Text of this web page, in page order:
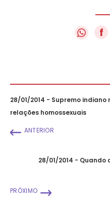
f
28/01/2014 - Supremo
relações homossexuais
ANTERIOR
28/01/2014 -
PRÓXIMO